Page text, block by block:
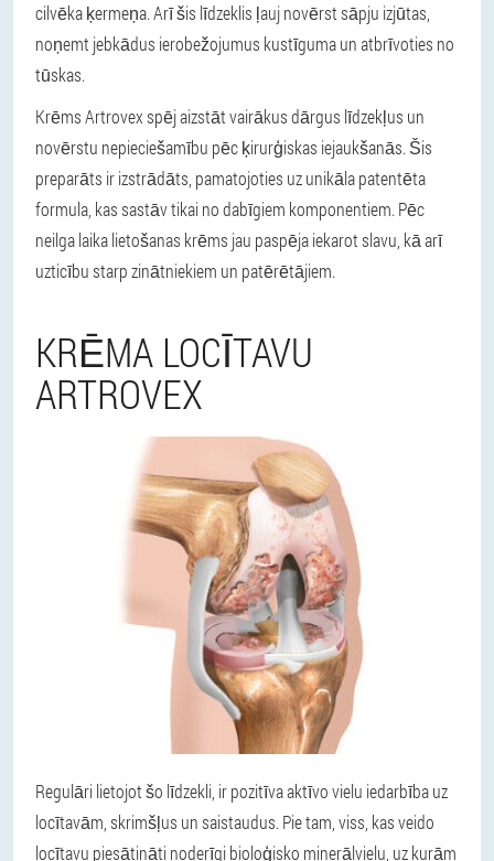
cilvēka ķermeņa. Arī šis līdzeklis ļauj novērst sāpju izjūtas,
noņemt jebkādus ierobežojumus kustīguma un atbrīvoties no
tūskas.
Krēms Artrovex spēj aizstāt vairākus dārgus līdzekļus un
novērstu nepieciešamību pēc ķirurģiskas iejaukšanās. Šis
preparāts ir izstrādāts, pamatojoties uz unikāla patentēta
formula, kas sastāv tikai no dabīgiem komponentiem. Pēc
neilga laika lietošanas krēms jau paspēja iekarot slavu, kā arī
uzticību starp zinātniekiem un patērētājiem.
KRĒMA LOCĪTAVU
ARTROVEX
Regulāri lietojot šo līdzekli, ir pozitīva aktīvo vielu iedarbība uz
locītavām, skrimšļus un saistaudus. Pie tam, viss, kas veido
locītavu piesātināti noderīgi bioloģisko minerālvielu, uz kurām